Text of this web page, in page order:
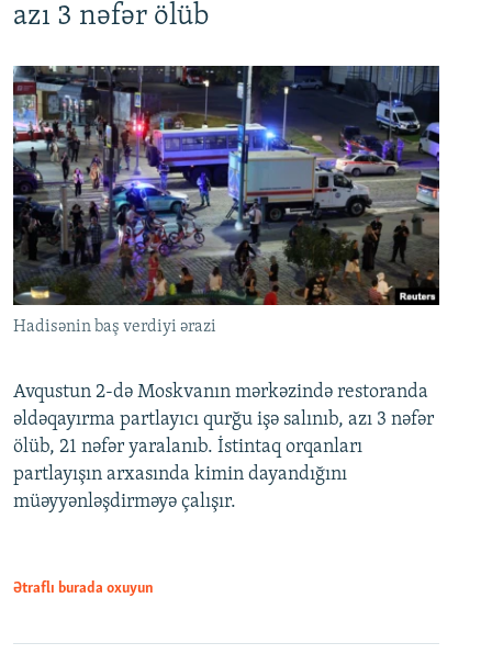
azı 3 nəfər ölüb
Hadisənin baş verdiyi ərazi
Avqustun 2-də Moskvanın mərkəzində restoranda
əldəqayırma partlayıcı qurğu işə salınıb, azı 3 nəfər
ölüb, 21 nəfər yaralanıb. İstintaq orqanları
partlayışın arxasında kimin dayandığını
müəyyənləşdirməyə çalışır.
Ətraflı burada oxuyun